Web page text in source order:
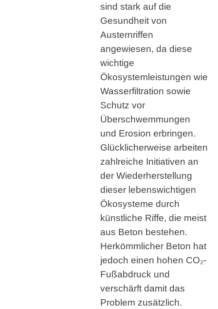
sind stark auf die
Gesundheit von
Austernriffen
angewiesen, da diese
wichtige
Ökosystemleistungen wie
Wasserfiltration sowie
Schutz vor
Überschwemmungen
und Erosion erbringen.
Glücklicherweise arbeiten
zahlreiche Initiativen an
der Wiederherstellung
dieser lebenswichtigen
Ökosysteme durch
künstliche Riffe, die meist
aus Beton bestehen.
Herkömmlicher Beton hat
jedoch einen hohen CO₂-
Fußabdruck und
verschärft damit das
Problem zusätzlich.